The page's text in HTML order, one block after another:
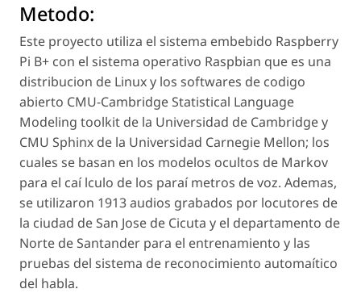
Metodo:
Este proyecto utiliza el sistema embebido Raspberry
Pi B+ con el sistema operativo Raspbian que es una
distribucion de Linux y los softwares de codigo
abierto CMU-Cambridge Statistical Language
Modeling toolkit de la Universidad de Cambridge y
CMU Sphinx de la Universidad Carnegie Mellon; los
cuales se basan en los modelos ocultos de Markov
para el caí lculo de los paraí metros de voz. Ademas,
se utilizaron 1913 audios grabados por locutores de
la ciudad de San Jose de Cicuta y el departamento de
Norte de Santander para el entrenamiento y las
pruebas del sistema de reconocimiento automaítico
del habla.